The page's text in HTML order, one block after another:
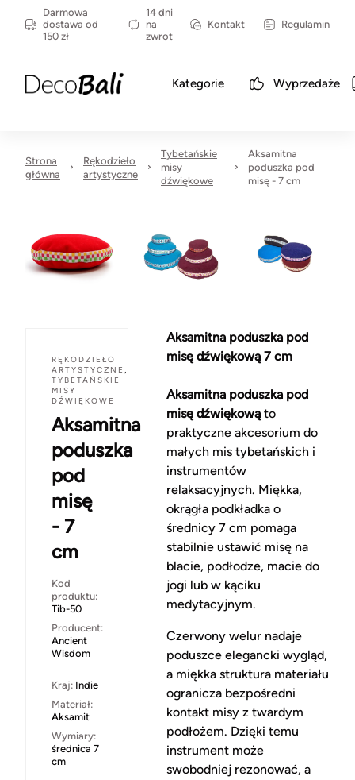
Darmowa
dostawa od
150 zł
14 dni
na
zwrot
Kontakt Regulamin
Kategorie Wyprzedaże
Strona
główna
Rękodzieło
artystyczne
Tybetańskie
misy
dźwiękowe
Aksamitna
poduszka pod
misę - 7 cm
RĘKODZIEŁO
ARTYSTYCZNE ,
TYBETAŃSKIE
MISY
DŹWIĘKOWE
Aksamitna
poduszka
pod
misę
- 7
cm
Kod
produktu:
Tib-50
Producent:
Ancient
Wisdom
Kraj: Indie
Materiał:
Aksamit
Wymiary:
średnica 7
cm
Aksamitna poduszka pod
misę dźwiękową 7 cm
Aksamitna poduszka pod
misę dźwiękowąto
praktyczne akcesorium do
małych mis tybetańskich i
instrumentów
relaksacyjnych. Miękka,
okrągła podkładka o
średnicy 7 cm pomaga
stabilnie ustawić misę na
blacie, podłodze, macie do
jogi lub w kąciku
medytacyjnym.
Czerwony welur nadaje
poduszce elegancki wygląd,
a miękka struktura materiału
ogranicza bezpośredni
kontakt misy z twardym
podłożem. Dzięki temu
instrument może
swobodniej rezonować, a